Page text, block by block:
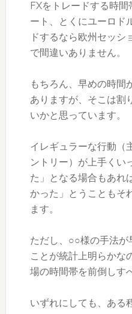
FXをトレードする時
ート、とくにユーロド
ドするなら欧州セッシ
で間違いありません。
もちろん、早めの時間
ありますが、そこは割
いかと思っています。
イレギュラーな行動（
ントリー）が上手くい
た」となる場合もあれ
かった」とうこともそ
ます。
ただし、○○様の手法が
ことが統計上明らかな
場の時間帯を前倒しす
いずれにしても、ある